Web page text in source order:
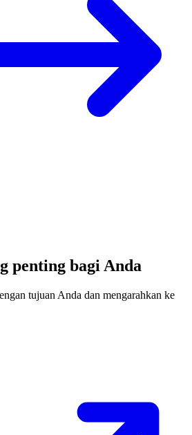
penting bagi Anda
tujuan Anda dan mengarahkan ke